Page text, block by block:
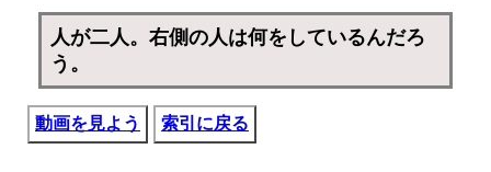
人が二人。右側の人は何をしているんだろ
う。
動画を見よう 索引に戻る